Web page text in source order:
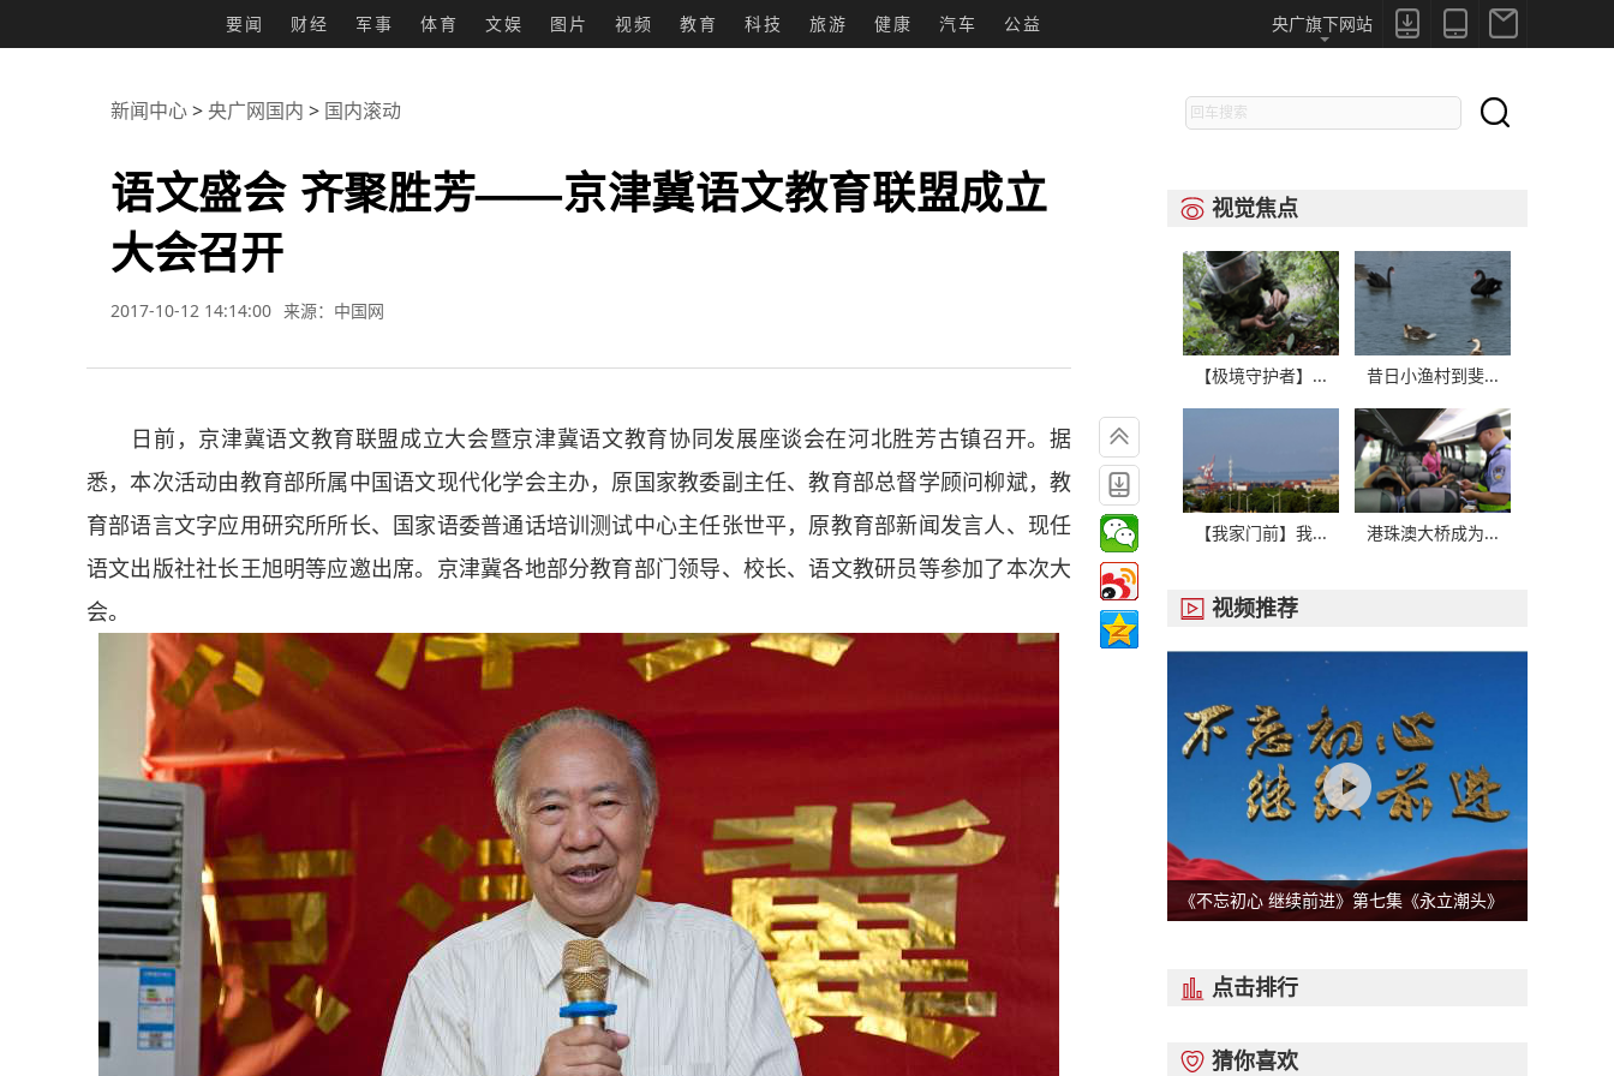
要闻 财经 军事 体育 文娱 图片 视频 教育 科技 旅游 健康 汽车 公益 


央广旗下网站
新闻中心>央广网国内 > 国内滚动
语文盛会 齐聚胜芳——京津冀语文教育联盟成立
大会召开
2017-10-12 14:14:00 来源：中国网
日前，京津冀语文教育联盟成立大会暨京津冀语文教育协同发展座谈会在河北胜芳古镇召开。据
悉，本次活动由教育部所属中国语文现代化学会主办，原国家教委副主任、教育部总督学顾问柳斌，教
育部语言文字应用研究所所长、国家语委普通话培训测试中心主任张世平，原教育部新闻发言人、现任
语文出版社社长王旭明等应邀出席。京津冀各地部分教育部门领导、校长、语文教研员等参加了本次大
会。



 视觉焦点
【极境守护者】... 昔日小渔村到斐...
【我家门前】我... 港珠澳大桥成为...
 视频推荐
《不忘初心 继续前进》第七集《永立潮头》
 点击排行
 猜你喜欢